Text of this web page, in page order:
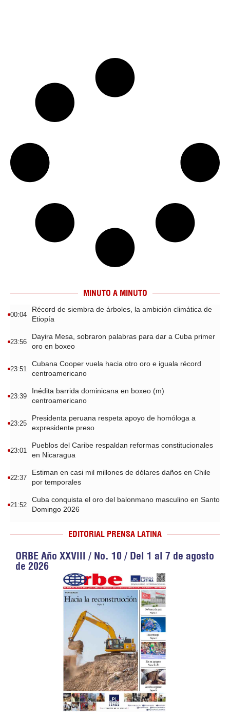
MINUTO A MINUTO
00:04
Récord de siembra de árboles, la ambición climática de
Etiopía
23:56
Dayira Mesa, sobraron palabras para dar a Cuba primer
oro en boxeo
23:51
Cubana Cooper vuela hacia otro oro e iguala récord
centroamericano
23:39
Inédita barrida dominicana en boxeo (m)
centroamericano
23:25
Presidenta peruana respeta apoyo de homóloga a
expresidente preso
23:01
Pueblos del Caribe respaldan reformas constitucionales
en Nicaragua
22:37
Estiman en casi mil millones de dólares daños en Chile
por temporales
21:52
Cuba conquista el oro del balonmano masculino en Santo
Domingo 2026
EDITORIAL PRENSA LATINA
ORBE Año XXVIII / No. 10 / Del 1 al 7 de agosto
de 2026